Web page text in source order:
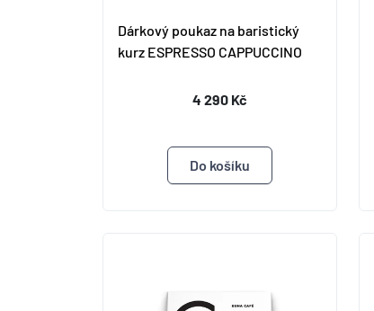
Dárkový poukaz na baristický
kurz ESPRESSO CAPPUCCINO
4 290 Kč